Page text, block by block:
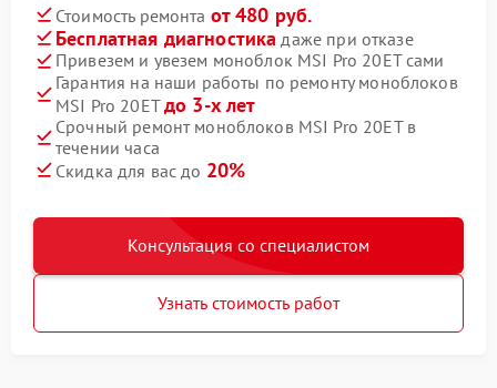
Стоимость ремонта от 480 руб.
Бесплатная диагностика даже при отказе
Привезем и увезем моноблок MSI Pro 20ET сами
Гарантия на наши работы по ремонту моноблоков
MSI Pro 20ETдо 3-х лет
Срочный ремонт моноблоков MSI Pro 20ET в
течении часа
Скидка для вас до 20%
Консультация со специалистом
Узнать стоимость работ